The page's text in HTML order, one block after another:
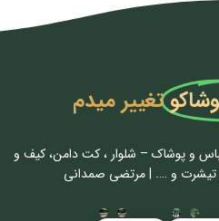
تغییر میدم
و پوشاک – شلوار ، کت دامن، کیف و
تیشرت و …. | مرتضی صمدانی